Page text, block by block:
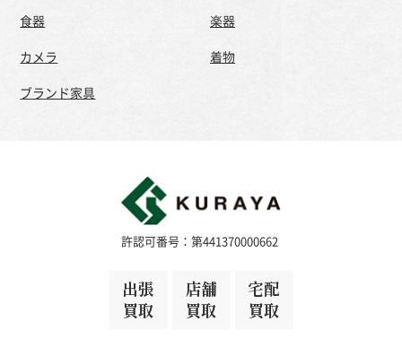
食器
楽器
カメラ
着物
ブランド家具
許認可番号：第441370000662
出張
買取
店舗
買取
宅配
買取